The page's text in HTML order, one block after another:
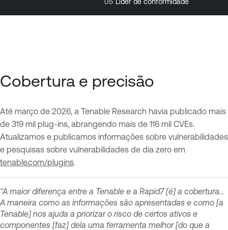
Cobertura e precisão
Até março de 2026, a Tenable Research havia publicado mais
de 319 mil plug-ins, abrangendo mais de 116 mil CVEs.
Atualizamos e publicamos informações sobre vulnerabilidades
e pesquisas sobre vulnerabilidades de dia zero em
tenable.com/plugins.
"A maior diferença entre a Tenable e a Rapid7 [é] a cobertura…
A maneira como as informações são apresentadas e como [a
Tenable] nos ajuda a priorizar o risco de certos ativos e
componentes [faz] dela uma ferramenta melhor [do que a